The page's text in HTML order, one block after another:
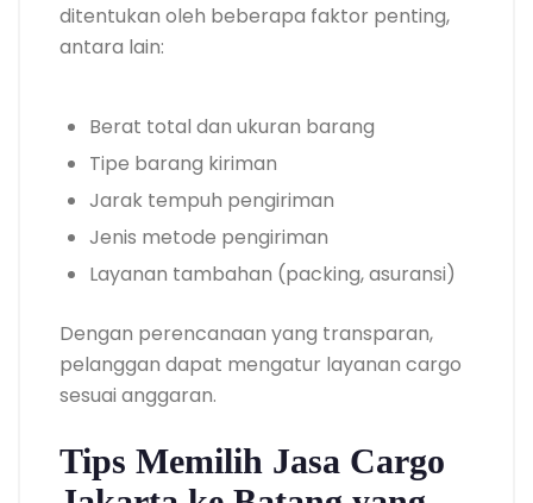
ditentukan oleh beberapa faktor penting,
antara lain:
Berat total dan ukuran barang
Tipe barang kiriman
Jarak tempuh pengiriman
Jenis metode pengiriman
Layanan tambahan (packing, asuransi)
Dengan perencanaan yang transparan,
pelanggan dapat mengatur layanan cargo
sesuai anggaran.
Tips Memilih Jasa Cargo